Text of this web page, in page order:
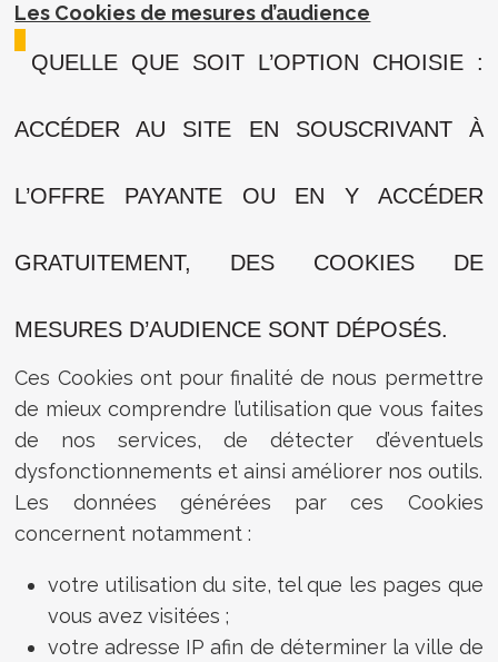
Les Cookies de mesures d’audience
QUELLE QUE SOIT L’OPTION CHOISIE :
ACCÉDER AU SITE EN SOUSCRIVANT À
L’OFFRE PAYANTE OU EN Y ACCÉDER
GRATUITEMENT, DES COOKIES DE
MESURES D’AUDIENCE SONT DÉPOSÉS.
Ces Cookies ont pour finalité de nous permettre
de mieux comprendre l’utilisation que vous faites
de nos services, de détecter d’éventuels
dysfonctionnements et ainsi améliorer nos outils.
Les données générées par ces Cookies
concernent notamment :
votre utilisation du site, tel que les pages que
vous avez visitées ;
votre adresse IP afin de déterminer la ville de